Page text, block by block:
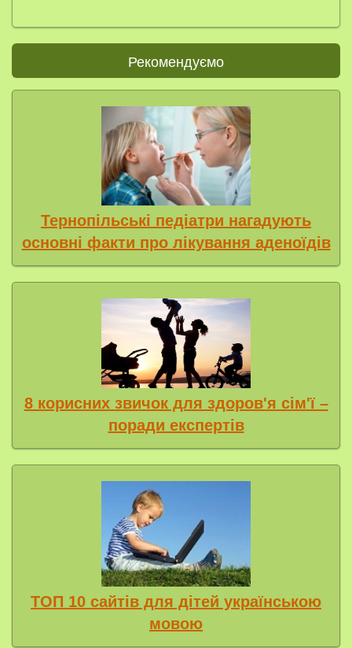
Рекомендуємо
Тернопільські педіатри нагадують
основні факти про лікування аденоїдів
8 корисних звичок для здоров'я сім'ї –
поради експертів
ТОП 10 сайтів для дітей українською
мовою